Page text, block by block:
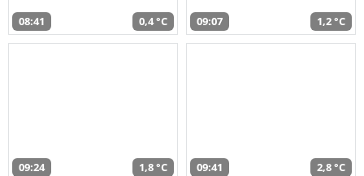
08:41 0,4 °C 09:07 1,2 °C
09:24 1,8 °C 09:41 2,8 °C